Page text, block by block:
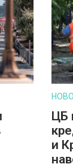
ЦБ
и